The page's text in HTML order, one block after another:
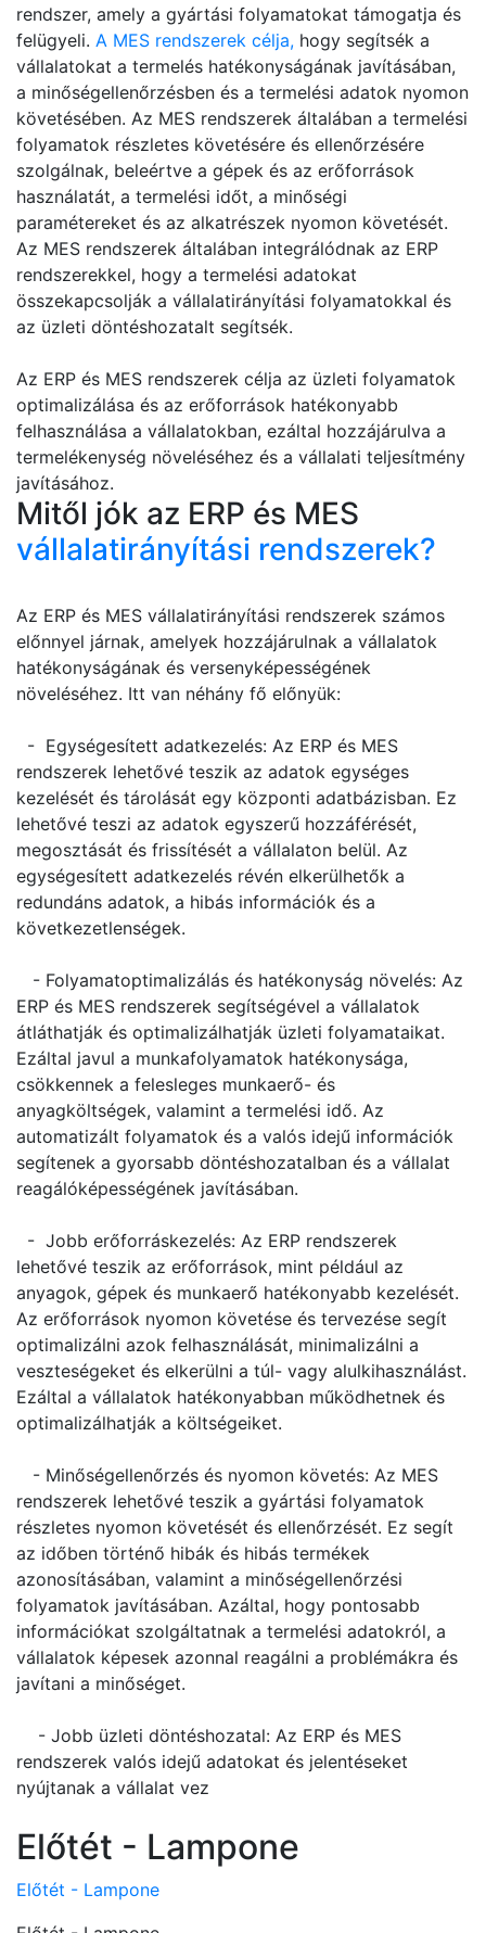
rendszer, amely a gyártási folyamatokat támogatja és
felügyeli. A MES rendszerek célja, hogy segítsék a
vállalatokat a termelés hatékonyságának javításában,
a minőségellenőrzésben és a termelési adatok nyomon
követésében. Az MES rendszerek általában a termelési
folyamatok részletes követésére és ellenőrzésére
szolgálnak, beleértve a gépek és az erőforrások
használatát, a termelési időt, a minőségi
paramétereket és az alkatrészek nyomon követését.
Az MES rendszerek általában integrálódnak az ERP
rendszerekkel, hogy a termelési adatokat
összekapcsolják a vállalatirányítási folyamatokkal és
az üzleti döntéshozatalt segítsék.
Az ERP és MES rendszerek célja az üzleti folyamatok
optimalizálása és az erőforrások hatékonyabb
felhasználása a vállalatokban, ezáltal hozzájárulva a
termelékenység növeléséhez és a vállalati teljesítmény
javításához.
Mitől jók az ERP és MES
vállalatirányítási rendszerek?
Az ERP és MES vállalatirányítási rendszerek számos
előnnyel járnak, amelyek hozzájárulnak a vállalatok
hatékonyságának és versenyképességének
növeléséhez. Itt van néhány fő előnyük:
- Egységesített adatkezelés: Az ERP és MES
rendszerek lehetővé teszik az adatok egységes
kezelését és tárolását egy központi adatbázisban. Ez
lehetővé teszi az adatok egyszerű hozzáférését,
megosztását és frissítését a vállalaton belül. Az
egységesített adatkezelés révén elkerülhetők a
redundáns adatok, a hibás információk és a
következetlenségek.
- Folyamatoptimalizálás és hatékonyság növelés: Az
ERP és MES rendszerek segítségével a vállalatok
átláthatják és optimalizálhatják üzleti folyamataikat.
Ezáltal javul a munkafolyamatok hatékonysága,
csökkennek a felesleges munkaerő- és
anyagköltségek, valamint a termelési idő. Az
automatizált folyamatok és a valós idejű információk
segítenek a gyorsabb döntéshozatalban és a vállalat
reagálóképességének javításában.
- Jobb erőforráskezelés: Az ERP rendszerek
lehetővé teszik az erőforrások, mint például az
anyagok, gépek és munkaerő hatékonyabb kezelését.
Az erőforrások nyomon követése és tervezése segít
optimalizálni azok felhasználását, minimalizálni a
veszteségeket és elkerülni a túl- vagy alulkihasználást.
Ezáltal a vállalatok hatékonyabban működhetnek és
optimalizálhatják a költségeiket.
- Minőségellenőrzés és nyomon követés: Az MES
rendszerek lehetővé teszik a gyártási folyamatok
részletes nyomon követését és ellenőrzését. Ez segít
az időben történő hibák és hibás termékek
azonosításában, valamint a minőségellenőrzési
folyamatok javításában. Azáltal, hogy pontosabb
információkat szolgáltatnak a termelési adatokról, a
vállalatok képesek azonnal reagálni a problémákra és
javítani a minőséget.
- Jobb üzleti döntéshozatal: Az ERP és MES
rendszerek valós idejű adatokat és jelentéseket
nyújtanak a vállalat vez
Előtét - Lampone
Előtét - Lampone